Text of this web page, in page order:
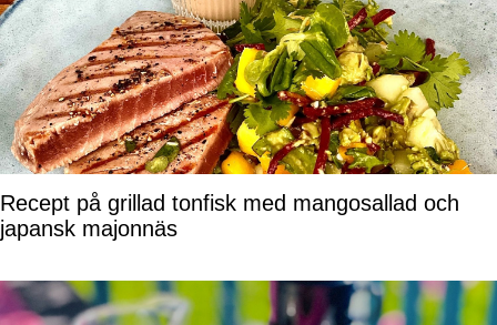
Recept på grillad tonfisk med mangosallad och
japansk majonnäs